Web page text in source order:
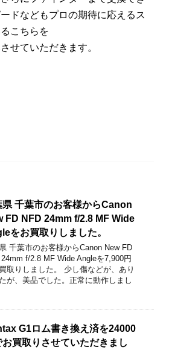
ドなどもプロの期待に応えるス
こちらを
せていただきます。
県 千葉市のお客様からCanon
FD NFD 24mm f/2.8 MF Wide
をお買取りしました。
千葉市のお客様からCanon New FD
24mm f/2.8 MF Wide Angleを7,900円
取りしました。 少し傷などが、あり
が、美品でした。正常に動作しまし
G1ロム書き換え済を24000
お買取りさせていただきまし